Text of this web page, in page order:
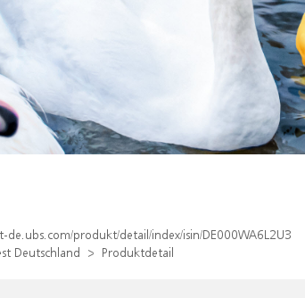
de.ubs.com/produkt/detail/index/isin/DE000WA6L2U3
Deutschland Produktdetail